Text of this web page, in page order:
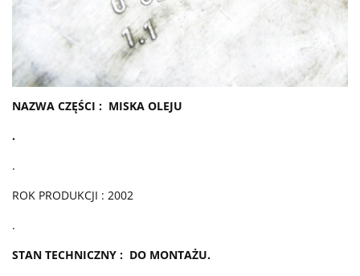
NAZWA CZĘŚCI : MISKA OLEJU
.
.
ROK PRODUKCJI : 2002
.
STAN TECHNICZNY : DO MONTAŻU.